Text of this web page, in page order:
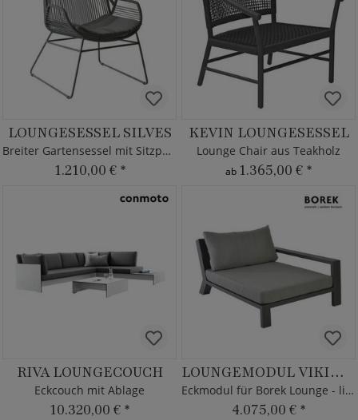
LOUNGESESSEL SILVES
Breiter Gartensessel mit Sitzpolster
1.210,00 € *
KEVIN LOUNGESESSEL
Lounge Chair aus Teakholz
ab 1.365,00 € *
RIVA LOUNGECOUCH
Eckcouch mit Ablage
10.320,00 € *
LOUNGEMODUL VIKING XXL
Eckmodul für Borek Lounge - links
4.075,00 € *